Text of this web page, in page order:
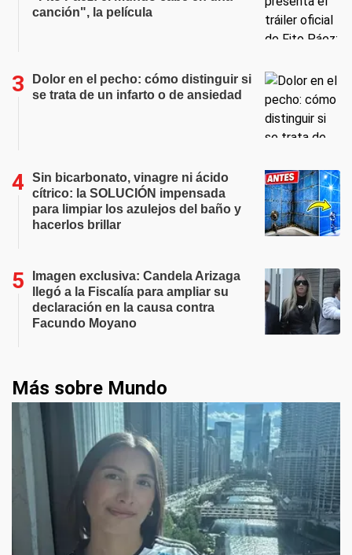
canción", la película
Dolor en el pecho: cómo distinguir si
se trata de un infarto o de ansiedad
Sin bicarbonato, vinagre ni ácido
cítrico: la SOLUCIÓN impensada
para limpiar los azulejos del baño y
hacerlos brillar
Imagen exclusiva: Candela Arizaga
llegó a la Fiscalía para ampliar su
declaración en la causa contra
Facundo Moyano
Más sobre Mundo